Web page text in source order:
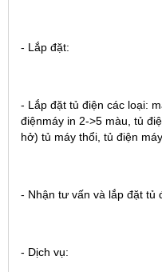
- Lắp đặt:
- Lắp đặt tủ điện các loại:
điệnmáy in 2->5 màu, tủ
hở) tủ máy thổi, tủ điện
- Nhận tư vấn và lắp đặt tủ
- Dịch vụ: